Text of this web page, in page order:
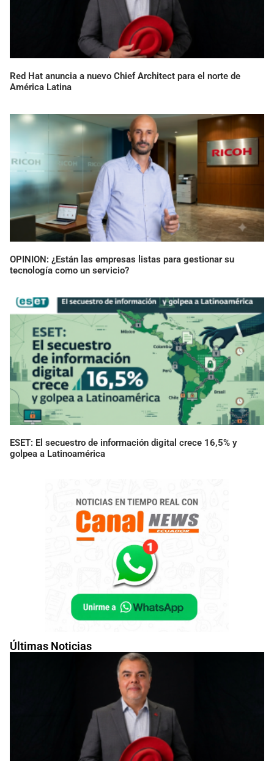
Últimas Noticias
Red Hat anuncia a nuevo Chief Architect para el norte de
América Latina
OPINION: ¿Están las empresas listas para gestionar su
tecnología como un servicio?
ESET: El secuestro de información digital crece 16,5% y
golpea a Latinoamérica